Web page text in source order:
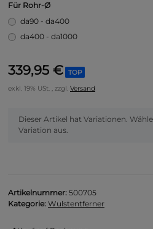
Für Rohr-Ø
da90 - da400
da400 - da1000
339,95 €
TOP
exkl. 19% USt. , zzgl. Versand
x
Dieser Artikel hat Variationen.
Variation aus.
Artikelnummer: 500705
Kategorie: Wulstentferner